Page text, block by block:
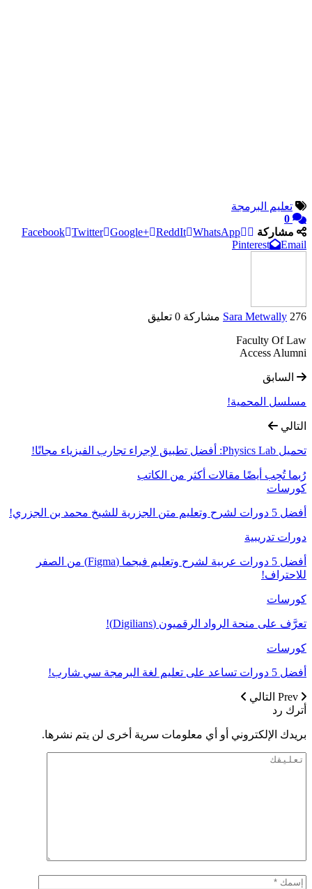
تعليم البرمجة
0
مشاركة
Facebook Twitter Google+ ReddIt WhatsApp
Pinterest
Email
Sara Metwally 276 مشاركة
0 تعليق
Faculty Of Law
Access Alumni
السابق
مسلسل المحمية!
التالي
تحميل Physics Lab: أفضل تطبيق لإجراء تجارب الفيزياء مجانًا!
رُبما تُحِب أيضًا مقالات أكثر من الكاتب
كورسات
أفضل 5 دورات لشرح وتعليم متن الجزرية للشيخ محمد بن الجزري!
دورات تدريبية
أفضل 5 دورات عربية لشرح وتعليم فيجما (Figma) من الصفر
للاحتراف!
كورسات
تعرَّف على منحة الرواد الرقميون (Digilians)!
كورسات
أفضل 5 دورات تساعد على تعليم لغة البرمجة سي شارب!
التالي
أترك رد
بريدك الإلكتروني أو أي معلومات سرية أخرى لن يتم نشرها.